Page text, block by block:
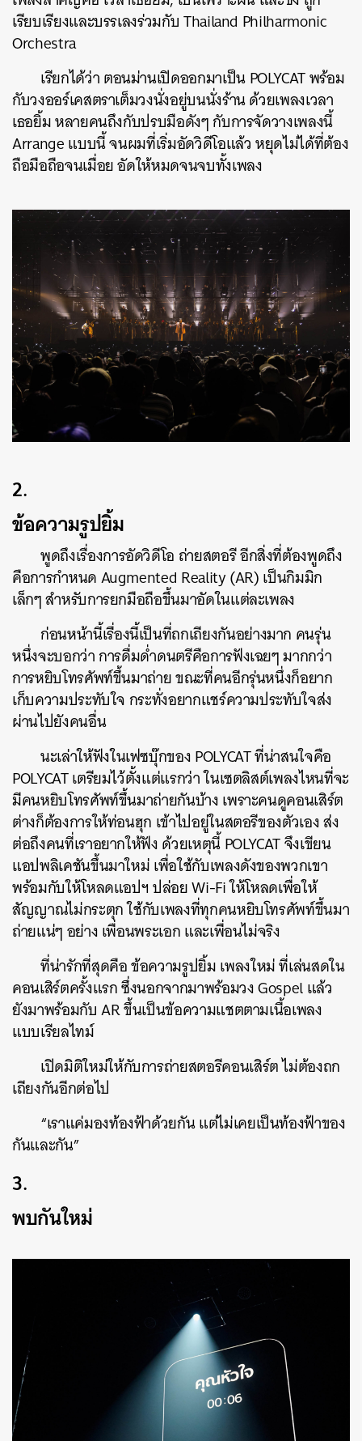
เรียบเรียงและบรรเลงร่วมกับ Thailand Philharmonic
Orchestra
เรียกได้ว่า ตอนม่านเปิดออกมาเป็น POLYCAT พร้อม
กับวงออร์เคสตราเต็มวงนั่งอยู่บนนั่งร้าน ด้วยเพลงเวลา
เธอยิ้ม หลายคนถึงกับปรบมือดังๆ กับการจัดวางเพลงนี้​
Arrange แบบนี้ จนผมที่เริ่มอัดวิดีโอแล้ว หยุดไม่ได้ที่ต้อง
ถือมือถือจนเมื่อย อัดให้หมดจนจบทั้งเพลง
2.
ข้อความรูปยิ้ม
พูดถึงเรื่องการอัดวิดีโอ ถ่ายสตอรี อีกสิ่งที่ต้องพูดถึง
คือการกำหนด Augmented Reality (AR) เป็นกิมมิก
เล็กๆ สำหรับการยกมือถือขึ้นมาอัดในแต่ละเพลง
ก่อนหน้านี้เรื่องนี้เป็นที่ถกเถียงกันอย่างมาก คนรุ่น
หนึ่งจะบอกว่า การดื่มด่ำดนตรีคือการฟังเฉยๆ มากกว่า
การหยิบโทรศัพท์ขึ้นมาถ่าย ขณะที่คนอีกรุ่นหนึ่งก็อยาก
เก็บความประทับใจ กระทั่งอยากแชร์ความประทับใจส่ง
ผ่านไปยังคนอื่น
นะเล่าให้ฟังในเฟซบุ๊กของ POLYCAT ที่น่าสนใจคือ
POLYCAT เตรียมไว้ตั้งแต่แรกว่า ในเซตลิสต์เพลงไหนที่จะ
มีคนหยิบโทรศัพท์ขึ้นมาถ่ายกันบ้าง เพราะคนดูคอนเสิร์ต
ต่างก็ต้องการให้ท่อนฮุก เข้าไปอยู่ในสตอรีของตัวเอง ส่ง
ต่อถึงคนที่เราอยากให้ฟัง ด้วยเหตุนี้ POLYCAT จึงเขียน
แอปพลิเคชันขึ้นมาใหม่ เพื่อใช้กับเพลงดังของพวกเขา
พร้อมกับให้โหลดแอปฯ ปล่อย Wi-Fi ให้โหลดเพื่อให้
สัญญาณไม่กระตุก ใช้กับเพลงที่ทุกคนหยิบโทรศัพท์ขึ้นมา
ถ่ายแน่ๆ อย่าง เพื่อนพระเอก และเพื่อนไม่จริง
ที่น่ารักที่สุดคือ ข้อความรูปยิ้ม เพลงใหม่ ที่เล่นสดใน
คอนเสิร์ตครั้งแรก ซึ่งนอกจากมาพร้อมวง Gospel แล้ว
ยังมาพร้อมกับ AR ขึ้นเป็นข้อความแชตตามเนื้อเพลง
แบบเรียลไทม์
เปิดมิติใหม่ให้กับการถ่ายสตอรีคอนเสิร์ต ไม่ต้องถก
เถียงกันอีกต่อไป
“เราแค่มองท้องฟ้าด้วยกัน แต่ไม่เคยเป็นท้องฟ้าของ
กันและกัน”
3.
พบกันใหม่